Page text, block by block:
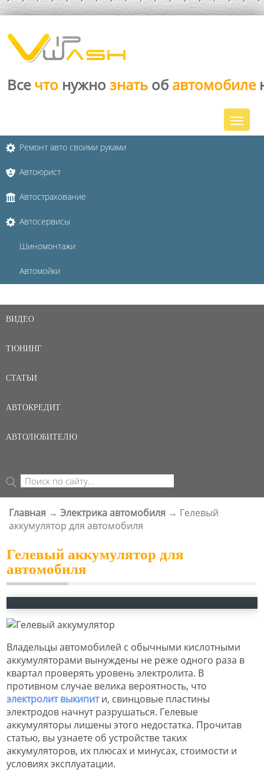
Все что нужно знать об автомобиле
Ремонт авто своими руками
Автоюрист
Автострахование
Автосервисы
Шиномонтажи
Автомойки
ВИДЕО
ТЮНИНГ
СТАТЬИ
АВТОКРЕДИТ
АВТОЛЮБИТЕЛЮ
ФОРМА ПОИСКА
Поиск
ВЫ ЗДЕСЬ
Главная → Электрика автомобиля → Гелевый
аккумулятор для автомобиля
Гелевый аккумулятор для
автомобиля
Владельцы автомобилей с обычными кислотными
аккумуляторами вынуждены не реже одного раза в
квартал проверять уровень электролита. В
противном случае велика вероятность, что
электролит выкипити, свинцовые пластины
электродов начнут разрушаться. Гелевые
аккумуляторы лишены этого недостатка. Прочитав
статью, вы узнаете об устройстве таких
аккумуляторов, их плюсах и минусах, стоимости и
условиях эксплуатации.